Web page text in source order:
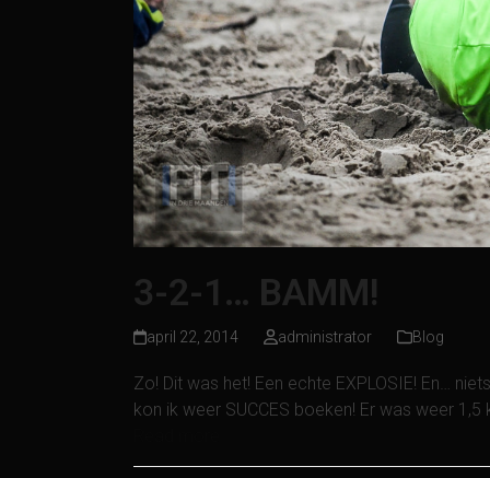
3-2-1… BAMM!
april 22, 2014 administrator Blog
Zo! Dit was het! Een echte EXPLOSIE! En…
kon ik weer SUCCES boeken! Er was weer